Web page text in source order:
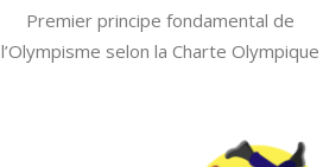
Premier principe fondamental de
l’Olympisme selon la Charte Olympique